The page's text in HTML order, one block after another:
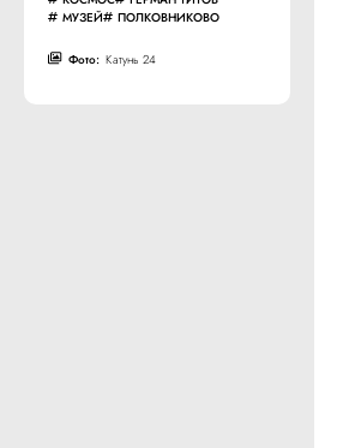
МУЗЕЙ
ПОЛКОВНИКОВО
Фото: Катунь 24